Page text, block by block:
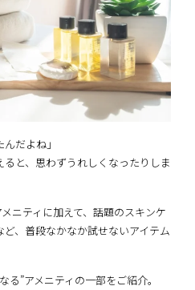
だよね」
と、思わずうれしくなったりしま
ニティに加えて、話題のスキンケ
、普段なかなか試せないアイテム
”アメニティの一部をご紹介。